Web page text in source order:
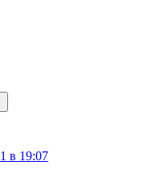
в 19:07